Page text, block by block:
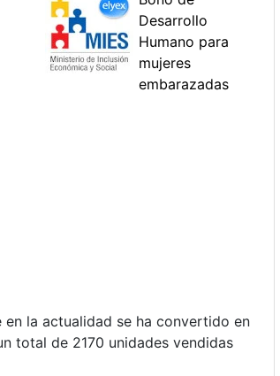
en la actualidad se ha convertido en
total de 2170 unidades vendidas